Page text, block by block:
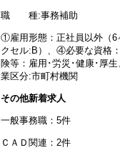
職 種:事務補助
①雇用形態：正社員以外（6
クセル:B）、④必要な資格
険等：雇用･労災･健康･厚
業区分:市町村機関
その他新着求人
一般事務職：5件
ＣＡＤ関連：2件